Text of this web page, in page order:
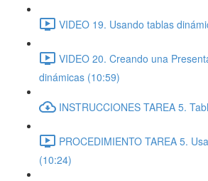
VIDEO 19. Usando tablas
VIDEO 20. Creando una
dinámicas (10:59)
INSTRUCCIONES TAREA 5.
PROCEDIMIENTO TAREA 5.
(10:24)